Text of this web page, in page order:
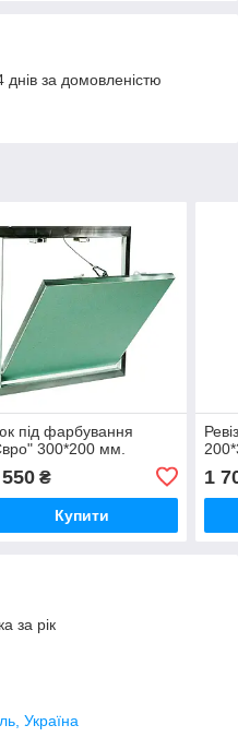
за домовленістю
під фарбування
300*200 мм.
₴
Купити
1
за рік
Україна